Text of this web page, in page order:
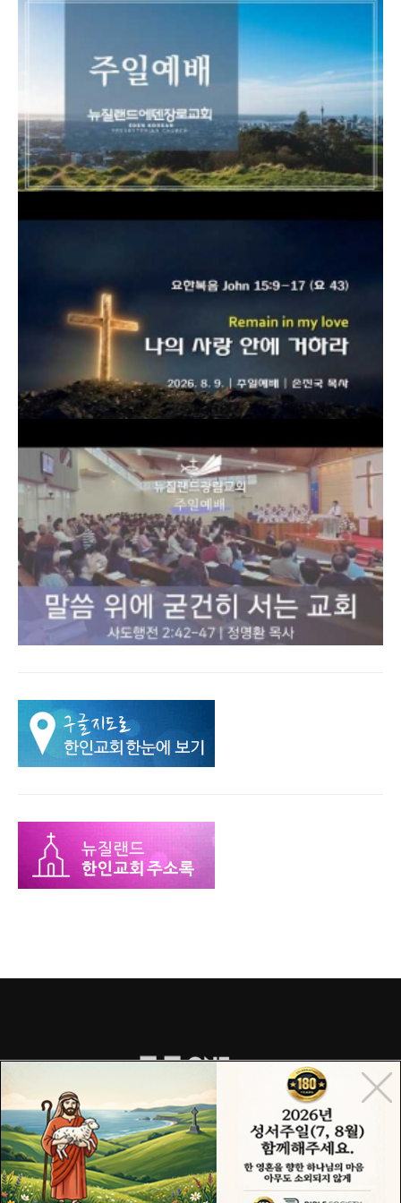
COPYRIGHT© 2015 ONECHURCH ALL RIGHTS RESERVED.